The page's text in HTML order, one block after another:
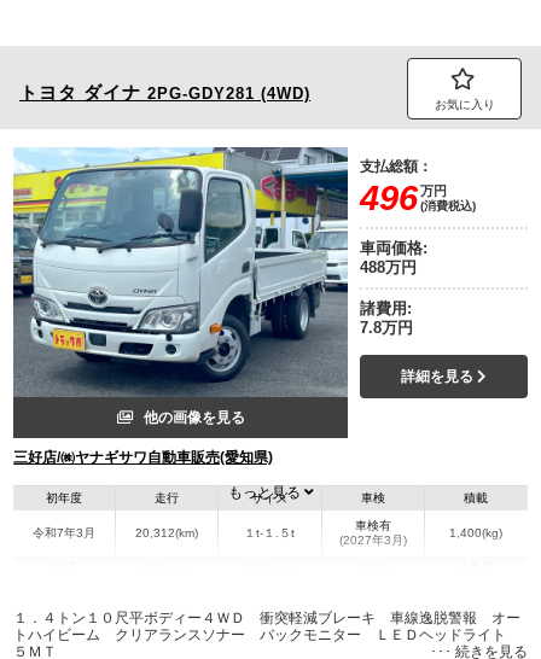
トヨタ ダイナ 2PG-GDY281 (4WD)
お気に入り
他の画像を見る
三好店/㈱ヤナギサワ自動車販売(愛知県)
支払総額：
496万円
(消費税込)
車両価格:
488万円
諸費用:
7.8万円
詳細を見る
初年度
令和7年3月
走行
20,312(km)
サイズ
１t-１.５t
車検
車検有
(2027年3月)
積載
1,400(kg)
愛知県
W:1,610
H:379
W:1,690
H:1,960
無
もっと見る
１．４トン１０尺平ボディー４ＷＤ 衝突軽減ブレーキ 車線逸脱警報 オー
トハイビーム クリアランスソナー バックモニター ＬＥＤヘッドライト
５ＭＴ